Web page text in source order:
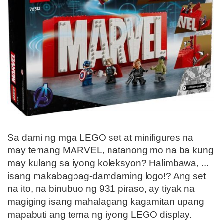
Sa dami ng mga LEGO set at minifigures na
may temang MARVEL, natanong mo na ba kung
may kulang sa iyong koleksyon? Halimbawa, ...
isang makabagbag-damdaming logo!? Ang set
na ito, na binubuo ng 931 piraso, ay tiyak na
magiging isang mahalagang kagamitan upang
mapabuti ang tema ng iyong LEGO display.